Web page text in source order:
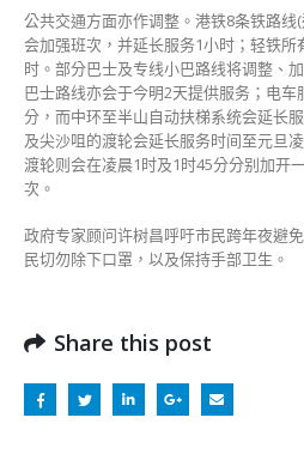
至
凌
晨〉
中
公共交通方面亦作调整。港铁8条铁路
会加强班次，并延长服务1小时；轻铁
时。部分巴士及专线小巴路线将调整、
巴士路线亦会于今明2天提供服务；电
分，而中环至半山自动扶梯系统会延长
及尖沙咀的渡轮会延长服务时间至元旦
渡轮则会在凌晨1时及1时45分分别加开
次。
政府专家顾问许树昌呼吁市民跨年夜避
民切勿除下口罩，以及保持手部卫生。
Share this post